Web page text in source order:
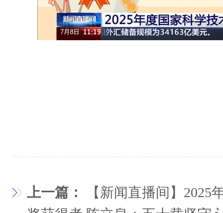
上一篇：
【新闻直播间】2025